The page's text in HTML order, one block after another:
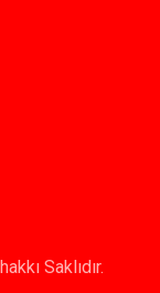
Saklıdır.